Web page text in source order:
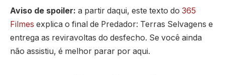
Aviso de spoiler: a partir daqui, este texto do 365
Filmes explica o final de Predador: Terras Selvagens e
entrega as reviravoltas do desfecho. Se você ainda
não assistiu, é melhor parar por aqui.